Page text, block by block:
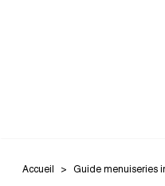
Accueil Guide menuiseries